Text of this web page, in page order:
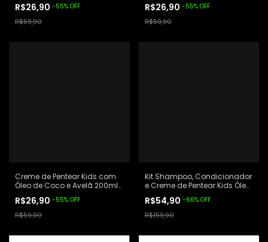
R$26,90 -55% OFF
R$59,90
R$26,90 -55% OFF
R$59,90
Creme de Pentear Kids com
Óleo de Coco e Avelã 200ml
R$26,90 -55% OFF
R$59,90
Kit Shampoo, Condicionador
e Creme de Pentear Kids Óleo
Siles
R$54,90 -66% OFF
R$159,90